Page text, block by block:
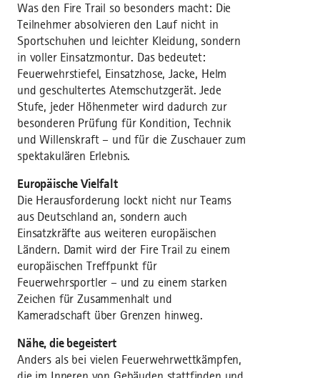
Was den Fire Trail so besonders macht: Die
Teilnehmer absolvieren den Lauf nicht in
Sportschuhen und leichter Kleidung, sondern
in voller Einsatzmontur. Das bedeutet:
Feuerwehrstiefel, Einsatzhose, Jacke, Helm
und geschultertes Atemschutzgerät. Jede
Stufe, jeder Höhenmeter wird dadurch zur
besonderen Prüfung für Kondition, Technik
und Willenskraft – und für die Zuschauer zum
spektakulären Erlebnis.
Europäische Vielfalt
Die Herausforderung lockt nicht nur Teams
aus Deutschland an, sondern auch
Einsatzkräfte aus weiteren europäischen
Ländern. Damit wird der Fire Trail zu einem
europäischen Treffpunkt für
Feuerwehrsportler – und zu einem starken
Zeichen für Zusammenhalt und
Kameradschaft über Grenzen hinweg.
Nähe, die begeistert
Anders als bei vielen Feuerwehrwettkämpfen,